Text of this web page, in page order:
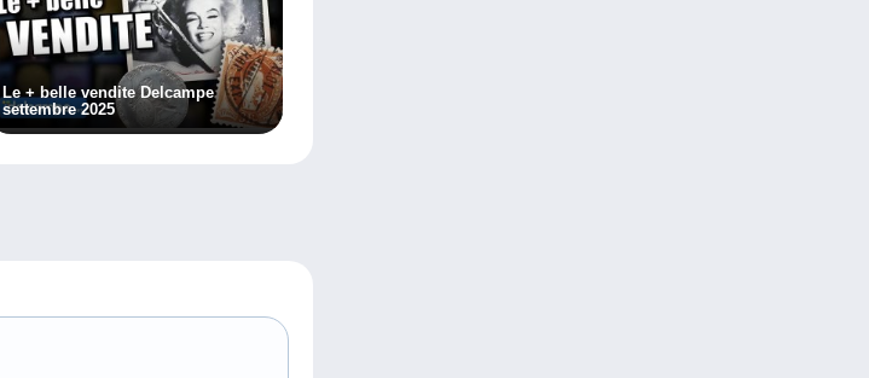
Le + belle vendite Delcampe
settembre 2025